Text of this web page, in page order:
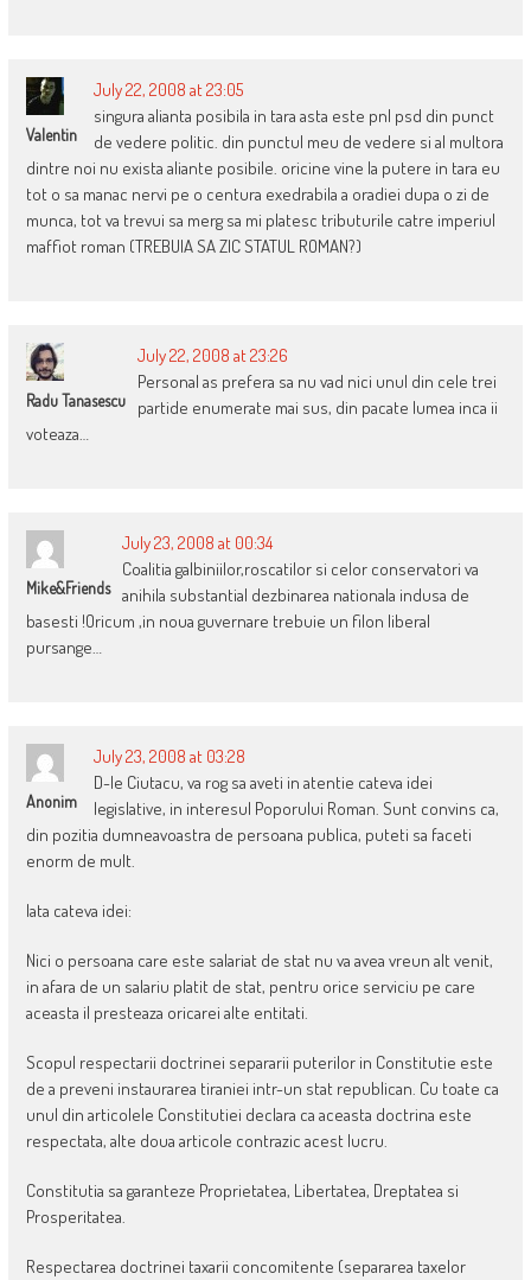
Valentin
July 22, 2008 at 23:05
singura alianta posibila in tara asta este pnl psd din punct
de vedere politic. din punctul meu de vedere si al multora
dintre noi nu exista aliante posibile. oricine vine la putere in tara eu
tot o sa manac nervi pe o centura exedrabila a oradiei dupa o zi de
munca, tot va trevui sa merg sa mi platesc tributurile catre imperiul
maffiot roman (TREBUIA SA ZIC STATUL ROMAN?)
Radu Tanasescu
July 22, 2008 at 23:26
Personal as prefera sa nu vad nici unul din cele trei
partide enumerate mai sus, din pacate lumea inca ii
voteaza…
Mike&Friends
July 23, 2008 at 00:34
Coalitia galbiniilor,roscatilor si celor conservatori va
anihila substantial dezbinarea nationala indusa de
basesti !Oricum ,in noua guvernare trebuie un filon liberal
pursange…
Anonim
July 23, 2008 at 03:28
D-le Ciutacu, va rog sa aveti in atentie cateva idei
legislative, in interesul Poporului Roman. Sunt convins ca,
din pozitia dumneavoastra de persoana publica, puteti sa faceti
enorm de mult.
Iata cateva idei:
Nici o persoana care este salariat de stat nu va avea vreun alt venit,
in afara de un salariu platit de stat, pentru orice serviciu pe care
aceasta il presteaza oricarei alte entitati.
Scopul respectarii doctrinei separarii puterilor in Constitutie este
de a preveni instaurarea tiraniei intr-un stat republican. Cu toate ca
unul din articolele Constitutiei declara ca aceasta doctrina este
respectata, alte doua articole contrazic acest lucru.
Constitutia sa garanteze Proprietatea, Libertatea, Dreptatea si
Prosperitatea.
Respectarea doctrinei taxarii concomitente (separarea taxelor